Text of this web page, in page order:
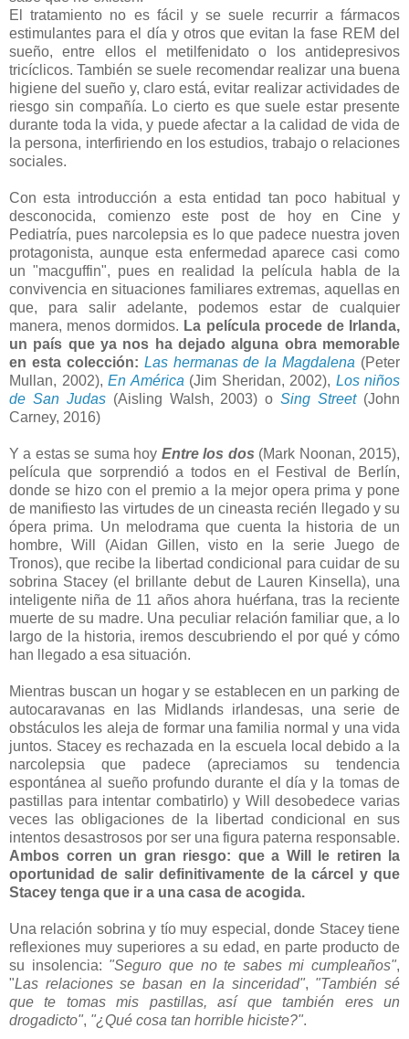
El tratamiento no es fácil y se suele recurrir a fármacos
estimulantes para el día y otros que evitan la fase REM del
sueño, entre ellos el metilfenidato o los antidepresivos
tricíclicos. También se suele recomendar realizar una buena
higiene del sueño y, claro está, evitar realizar actividades de
riesgo sin compañía. Lo cierto es que suele estar presente
durante toda la vida, y puede afectar a la calidad de vida de
la persona, interfiriendo en los estudios, trabajo o relaciones
sociales.
Con esta introducción a esta entidad tan poco habitual y
desconocida, comienzo este post de hoy en Cine y
Pediatría, pues narcolepsia es lo que padece nuestra joven
protagonista, aunque esta enfermedad aparece casi como
un "macguffin", pues en realidad la película habla de la
convivencia en situaciones familiares extremas, aquellas en
que, para salir adelante, podemos estar de cualquier
manera, menos dormidos. La película procede de Irlanda,
un país que ya nos ha dejado alguna obra memorable
en esta colección: Las hermanas de la Magdalena (Peter
Mullan, 2002), En América (Jim Sheridan, 2002), Los niños
de San Judas(Aisling Walsh, 2003) oSing Street(John
Carney, 2016)
Y a estas se suma hoy Entre los dos (Mark Noonan, 2015),
película que sorprendió a todos en el Festival de Berlín,
donde se hizo con el premio a la mejor opera prima y pone
de manifiesto las virtudes de un cineasta recién llegado y su
ópera prima. Un melodrama que cuenta la historia de un
hombre, Will (Aidan Gillen, visto en la serie Juego de
Tronos), que recibe la libertad condicional para cuidar de su
sobrina Stacey (el brillante debut de Lauren Kinsella), una
inteligente niña de 11 años ahora huérfana, tras la reciente
muerte de su madre. Una peculiar relación familiar que, a lo
largo de la historia, iremos descubriendo el por qué y cómo
han llegado a esa situación.
Mientras buscan un hogar y se establecen en un parking de
autocaravanas en las Midlands irlandesas, una serie de
obstáculos les aleja de formar una familia normal y una vida
juntos. Stacey es rechazada en la escuela local debido a la
narcolepsia que padece (apreciamos su tendencia
espontánea al sueño profundo durante el día y la tomas de
pastillas para intentar combatirlo) y Will desobedece varias
veces las obligaciones de la libertad condicional en sus
intentos desastrosos por ser una figura paterna responsable.
Ambos corren un gran riesgo: que a Will le retiren la
oportunidad de salir definitivamente de la cárcel y que
Stacey tenga que ir a una casa de acogida.
Una relación sobrina y tío muy especial, donde Stacey tiene
reflexiones muy superiores a su edad, en parte producto de
su insolencia: "Seguro que no te sabes mi cumpleaños",
"Las relaciones se basan en la sinceridad", "También sé
que te tomas mis pastillas, así que también eres un
drogadicto", "¿Qué cosa tan horrible hiciste?".